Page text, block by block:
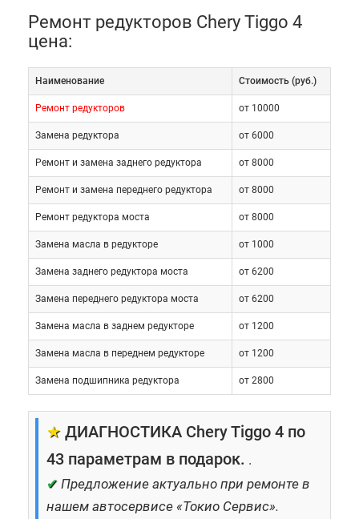
Ремонт редукторов Chery Tiggo 4
цена:
Наименование Cтоимость (руб.)
Ремонт редукторов от 10000
Замена редуктора от 6000
Ремонт и замена заднего редуктора от 8000
Ремонт и замена переднего редуктора от 8000
Ремонт редуктора моста от 8000
Замена масла в редукторе от 1000
Замена заднего редуктора моста от 6200
Замена переднего редуктора моста от 6200
Замена масла в заднем редукторе от 1200
Замена масла в переднем редукторе от 1200
Замена подшипника редуктора от 2800
★ ДИАГНОСТИКА Chery Tiggo 4 по
43 параметрам в подарок. .
✔ Предложение актуально при ремонте в
нашем автосервисе «Токио Сервис».